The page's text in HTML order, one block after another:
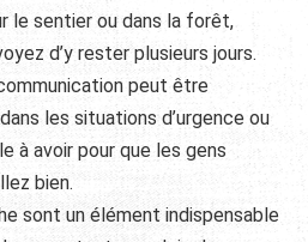
le sentier ou dans la forêt,
d’y rester plusieurs jours.
peut être
les situations d’urgence ou
à avoir pour que les gens
bien.
sont un élément indispensable